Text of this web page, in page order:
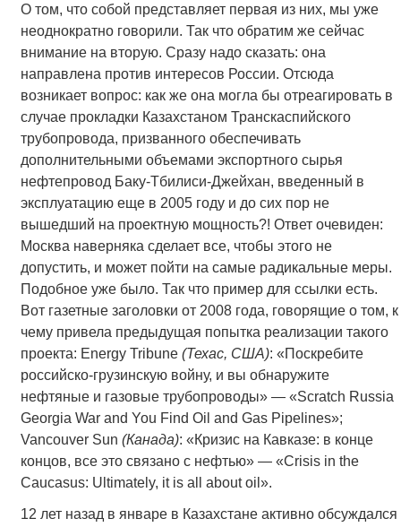
О том, что собой представляет первая из них, мы уже
неоднократно говорили. Так что обратим же сейчас
внимание на вторую. Сразу надо сказать: она
направлена против интересов России. Отсюда
возникает вопрос: как же она могла бы отреагировать в
случае прокладки Казахстаном Транскаспийского
трубопровода, призванного обеспечивать
дополнительными объемами экспортного сырья
нефтепровод Баку-Тбилиси-Джейхан, введенный в
эксплуатацию еще в 2005 году и до сих пор не
вышедший на проектную мощность?! Ответ очевиден:
Москва наверняка сделает все, чтобы этого не
допустить, и может пойти на самые радикальные меры.
Подобное уже было. Так что пример для ссылки есть.
Вот газетные заголовки от 2008 года, говорящие о том, к
чему привела предыдущая попытка реализации такого
проекта: Energy Tribune (Техас, США): «Поскребите
российско-грузинскую войну, и вы обнаружите
нефтяные и газовые трубопроводы» — «Scratch Russia
Georgia War and You Find Oil and Gas Pipelines»;
Vancouver Sun (Канада): «Кризис на Кавказе: в конце
концов, все это связано с нефтью» — «Crisis in the
Caucasus: Ultimately, it is all about oil».
12 лет назад в январе в Казахстане активно обсуждался